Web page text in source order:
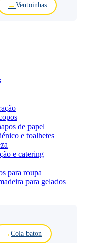
Ventoinhas
de papel
e toalhetes
e catering
para roupa
para gelados
Cola baton